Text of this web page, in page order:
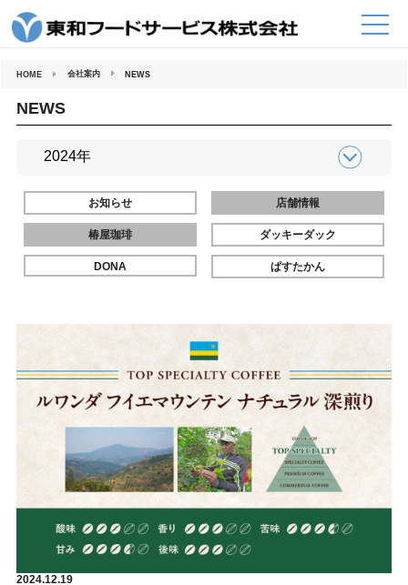
HOME 会社案内 NEWS
NEWS
お知らせ 店舗情報
椿屋珈琲 ダッキーダック
DONA ぱすたかん
2024.12.19